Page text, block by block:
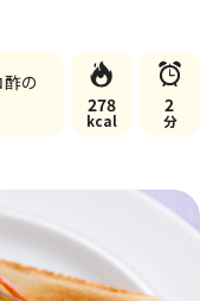
の
278
kcal
2
分